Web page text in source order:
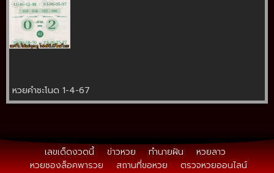
หวยคำชะโนด 1-4-67
เลขเด็ดงวดนี้ ข่าวหวย ทำนายฝัน
หวยลาว
หวยซองล็อคพารวย
สถานที่ขอหวย ตรวจหวยออนไลน์